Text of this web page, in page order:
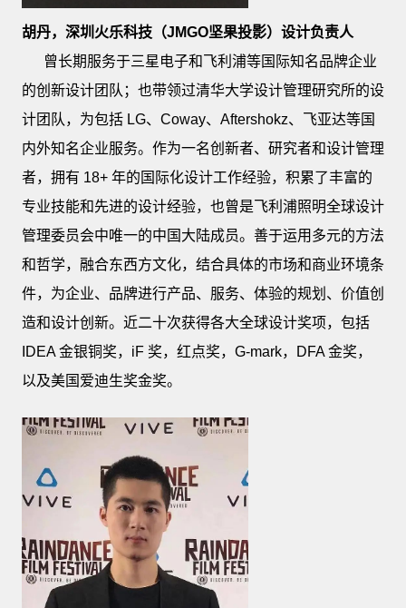
胡丹，深圳火乐科技（JMGO坚果投影）设计负责人
曾长期服务于三星电子和飞利浦等国际知名品牌企业
的创新设计团队；也带领过清华大学设计管理研究所的设
计团队，为包括 LG、Coway、Aftershokz、飞亚达等国
内外知名企业服务。作为一名创新者、研究者和设计管理
者，拥有 18+ 年的国际化设计工作经验，积累了丰富的
专业技能和先进的设计经验，也曾是飞利浦照明全球设计
管理委员会中唯一的中国大陆成员。善于运用多元的方法
和哲学，融合东西方文化，结合具体的市场和商业环境条
件，为企业、品牌进行产品、服务、体验的规划、价值创
造和设计创新。近二十次获得各大全球设计奖项，包括
IDEA 金银铜奖，iF 奖，红点奖，G-mark，DFA 金奖，
以及美国爱迪生奖金奖。